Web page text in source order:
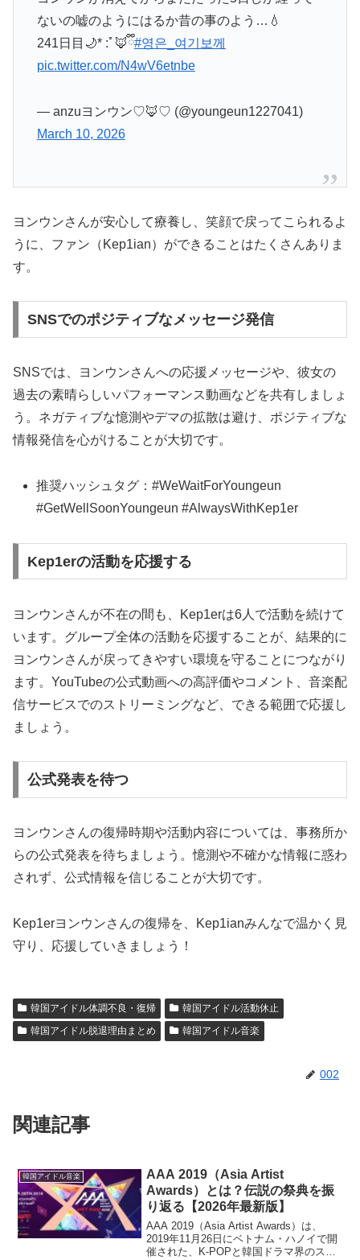
ないの嘘のようにはるか昔の事のよう…💧
241日目🌙* :ﾟ🦊ྀི#영은_여기보께
pic.twitter.com/N4wV6etnbe
— anzuヨンウン♡🦊♡ (@youngeun1227041)
March 10, 2026
ヨンウンさんが安心して療養し、笑顔で戻ってこられるよ
うに、ファン（Kep1ian）ができることはたくさんありま
す。
SNSでのポジティブなメッセージ発信
SNSでは、ヨンウンさんへの応援メッセージや、彼女の
過去の素晴らしいパフォーマンス動画などを共有しましょ
う。ネガティブな憶測やデマの拡散は避け、ポジティブな
情報発信を心がけることが大切です。
推奨ハッシュタグ：#WeWaitForYoungeun
#GetWellSoonYoungeun #AlwaysWithKep1er
Kep1erの活動を応援する
ヨンウンさんが不在の間も、Kep1erは6人で活動を続けて
います。グループ全体の活動を応援することが、結果的に
ヨンウンさんが戻ってきやすい環境を守ることにつながり
ます。YouTubeの公式動画への高評価やコメント、音楽配
信サービスでのストリーミングなど、できる範囲で応援し
ましょう。
公式発表を待つ
ヨンウンさんの復帰時期や活動内容については、事務所か
らの公式発表を待ちましょう。憶測や不確かな情報に惑わ
されず、公式情報を信じることが大切です。
Kep1erヨンウンさんの復帰を、Kep1ianみんなで温かく見
守り、応援していきましょう！
韓国アイドル体調不良・復帰
韓国アイドル活動休止
韓国アイドル脱退理由まとめ
韓国アイドル音楽
002
関連記事
韓国アイドル音楽
AAA 2019（Asia Artist
Awards）とは？伝説の祭典を振
り返る【2026年最新版】
AAA 2019（Asia Artist Awards）は、
2019年11月26日にベトナム・ハノイで開
催された、K-POPと韓国ドラマ界のスタ